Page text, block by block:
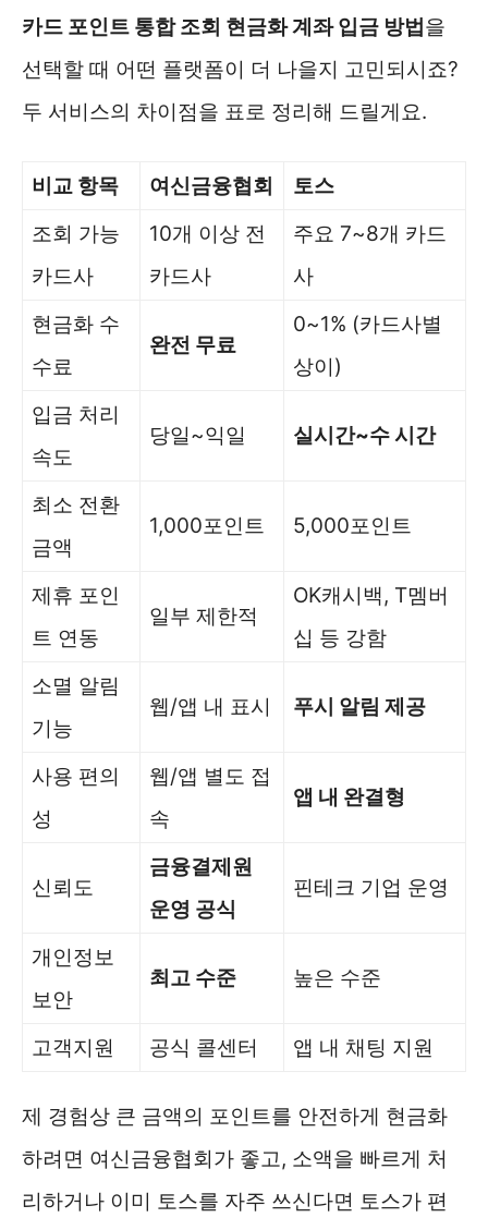
카드 포인트 통합 조회 현금화 계좌 입금 방법 을
선택할 때 어떤 플랫폼이 더 나을지 고민되시죠?
두 서비스의 차이점을 표로 정리해 드릴게요.
비교 항목 여신금융협회
토스
조회 가능
카드사
10개 이상 전
카드사
주요 7~8개 카드
사
현금화 수
수료
완전 무료
0~1% (카드사별
상이)
입금 처리
속도
당일~익일 실시간~수 시간
최소 전환
금액
1,000포인트 5,000포인트
제휴 포인
트 연동
일부 제한적
OK캐시백, T멤버
십 등 강함
소멸 알림
기능
웹/앱 내 표시 푸시 알림 제공
사용 편의
성
웹/앱 별도 접
속
앱 내 완결형
신뢰도
금융결제원
운영 공식
핀테크 기업 운영
개인정보
보안
최고 수준 높은 수준
고객지원 공식 콜센터 앱 내 채팅 지원
제 경험상 큰 금액의 포인트를 안전하게 현금화
하려면 여신금융협회가 좋고, 소액을 빠르게 처
리하거나 이미 토스를 자주 쓰신다면 토스가 편